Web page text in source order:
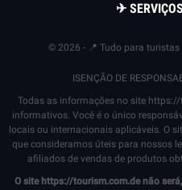
✈
© 2026 - 📍 Tudo para turistas
ISENÇÃO DE
Todas as informações no site https://
informativos. Você é o único
locais ou internacionais aplicáveis. O
que consideramos úteis para nossos
afiliados de vendas de produtos
O site https://tourism.com.denão